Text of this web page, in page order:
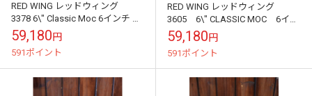
RED WING レッドウィング
3378 6\" Classic Moc 6インチ ク
ラシックモック レディース
59,180円
591ポイント
RED WING レッドウィング
3605 6\" CLASSIC MOC 6イン
チ クラシックモック WOMEN
59,180円
591ポイント